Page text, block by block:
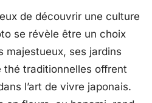
de découvrir une culture
se révèle être un choix
majestueux, ses jardins
thé traditionnelles offrent
l’art de vivre japonais.